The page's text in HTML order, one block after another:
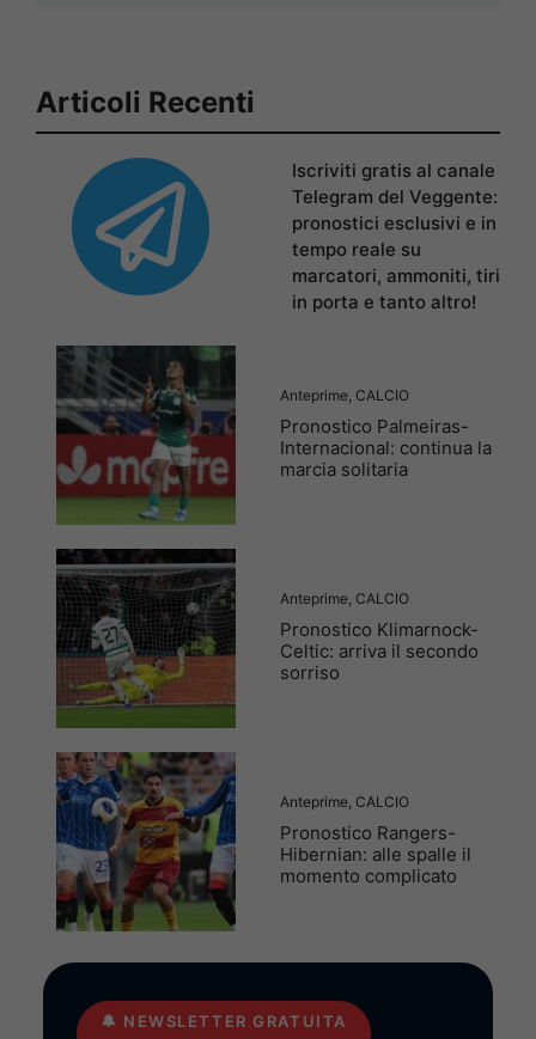
Articoli Recenti
Iscriviti gratis al canale
Telegram del Veggente:
pronostici esclusivi e in
tempo reale su
marcatori, ammoniti, tiri
in porta e tanto altro!
Anteprime CALCIO
Pronostico Palmeiras-
Internacional: continua la
marcia solitaria
Anteprime CALCIO
Pronostico Klimarnock-
Celtic: arriva il secondo
sorriso
Anteprime CALCIO
Pronostico Rangers-
Hibernian: alle spalle il
momento complicato
🔔 NEWSLETTER GRATUITA